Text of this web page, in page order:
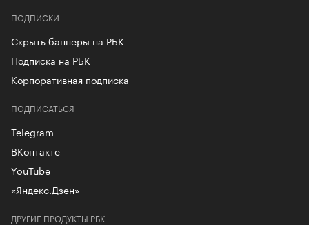
ПОДПИСКИ
Скрыть баннеры на РБК
Подписка на РБК
Корпоративная подписка
ДРУГИЕ ПРОДУКТЫ РБК
ПОДПИСАТЬСЯ
Telegram
ВКонтакте
YouTube
«Яндекс.Дзен»